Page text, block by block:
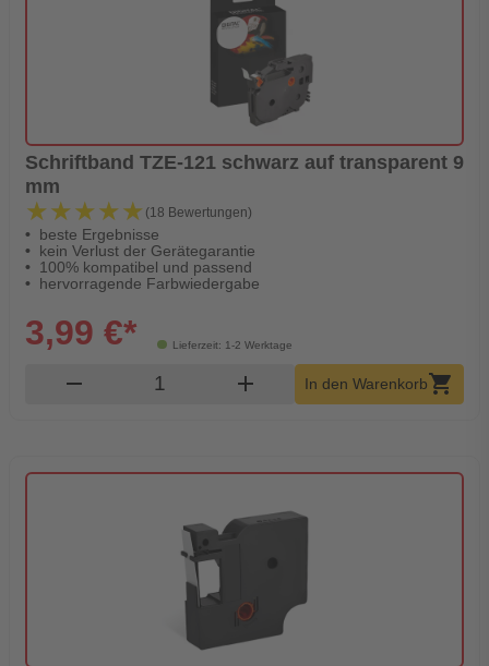
Schriftband TZE-121 schwarz auf transparent 9
mm
★★★★★
★★★★★ (18 Bewertungen)
beste Ergebnisse
kein Verlust der Gerätegarantie
100% kompatibel und passend
hervorragende Farbwiedergabe
Lieferzeit: 1-2 Werktage
3,99 €*
remove Produkt Warenkorb Menge
add In den Warenkorbshopping_cart